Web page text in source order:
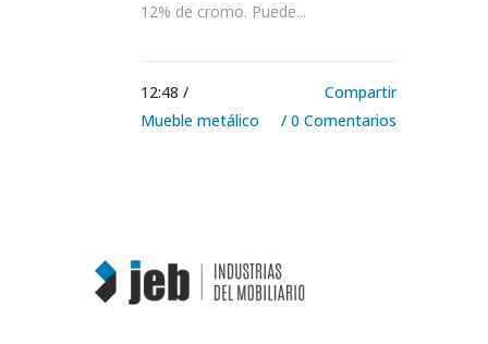
12% de cromo. Puede...
12:48 /
Mueble metálico
Compartir
0 Comentarios